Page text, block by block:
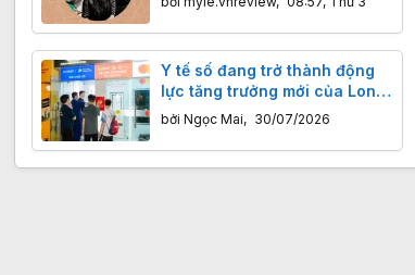
Y tế số đang trở thành động
lực tăng trưởng mới của Long
Châu
bởi Ngọc Mai, 30/07/2026